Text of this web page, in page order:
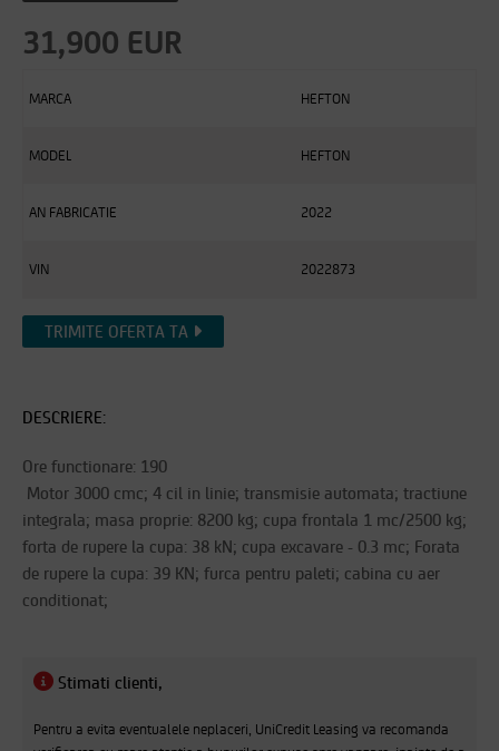
31,900 EUR
MARCA HEFTON
MODEL HEFTON
AN FABRICATIE 2022
VIN 2022873
TRIMITE OFERTA TA
DESCRIERE:
Ore functionare: 190
Motor 3000 cmc; 4 cil in linie; transmisie automata; tractiune
integrala; masa proprie: 8200 kg; cupa frontala 1 mc/2500 kg;
forta de rupere la cupa: 38 kN; cupa excavare - 0.3 mc; Forata
de rupere la cupa: 39 KN; furca pentru paleti; cabina cu aer
conditionat;
Stimati clienti,
Pentru a evita eventualele neplaceri, UniCredit Leasing va recomanda